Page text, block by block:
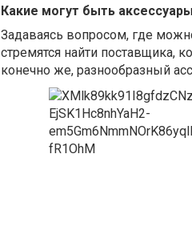
Какие могут быть
Задаваясь вопросом, где
стремятся найти поставщика,
конечно же, разнообразный